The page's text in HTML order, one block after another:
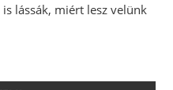
lássák, miért lesz velünk